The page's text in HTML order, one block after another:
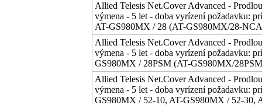
Allied Telesis Net.Cover Advanced -
výmena - 5 let - doba vyrízení požadavku:
AT-GS980MX / 28 (AT-GS980MX/28-
Allied Telesis Net.Cover Advanced -
výmena - 5 let - doba vyrízení požadavku:
GS980MX / 28PSM (AT-GS980MX/
Allied Telesis Net.Cover Advanced -
výmena - 5 let - doba vyrízení požadavku:
GS980MX / 52-10, AT-GS980MX / 52-30,